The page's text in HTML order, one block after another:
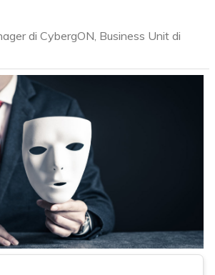
di CybergON, Business Unit di